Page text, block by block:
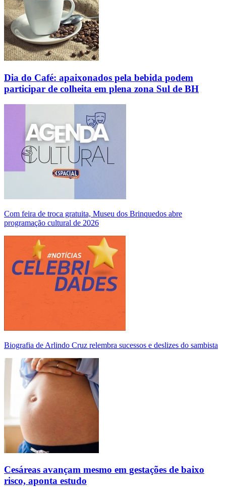
Dia do Café: apaixonados pela bebida podem
participar de colheita em plena zona Sul de BH
Com feira de troca gratuita, Museu dos Brinquedos abre
programação cultural de 2026
Biografia de Arlindo Cruz relembra sucessos e deslizes do sambista
Cesáreas avançam mesmo em gestações de baixo
risco, aponta estudo